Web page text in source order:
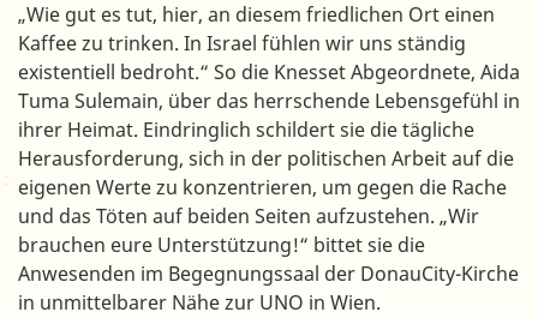
„Wie gut es tut, hier, an diesem friedlichen Ort einen
Kaffee zu trinken. In Israel fühlen wir uns ständig
existentiell bedroht.“ So die Knesset Abgeordnete, Aida
Tuma Sulemain, über das herrschende Lebensgefühl in
ihrer Heimat. Eindringlich schildert sie die tägliche
Herausforderung, sich in der politischen Arbeit auf die
eigenen Werte zu konzentrieren, um gegen die Rache
und das Töten auf beiden Seiten aufzustehen. „Wir
brauchen eure Unterstützung!“ bittet sie die
Anwesenden im Begegnungssaal der DonauCity-Kirche
in unmittelbarer Nähe zur UNO in Wien.